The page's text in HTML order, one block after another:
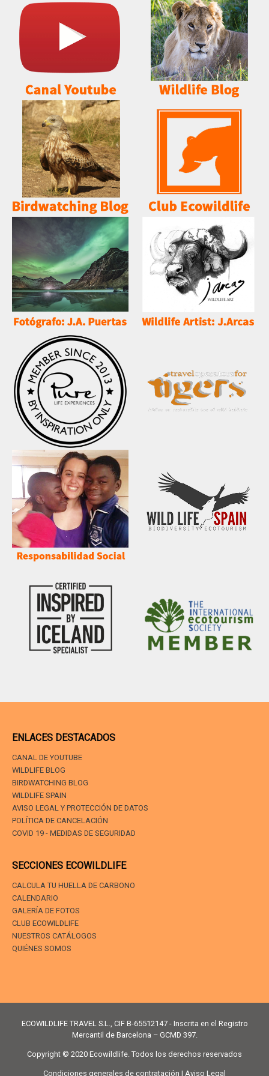
ENLACES DESTACADOS
CANAL DE YOUTUBE
WILDLIFE BLOG
BIRDWATCHING BLOG
WILDLIFE SPAIN
AVISO LEGAL Y PROTECCIÓN DE DATOS
POLÍTICA DE CANCELACIÓN
COVID 19 - MEDIDAS DE SEGURIDAD
SECCIONES ECOWILDLIFE
CALCULA TU HUELLA DE CARBONO
CALENDARIO
GALERÍA DE FOTOS
CLUB ECOWILDLIFE
NUESTROS CATÁLOGOS
QUIÉNES SOMOS
ECOWILDLIFE TRAVEL S.L., CIF B-65512147 - Inscrita en el Registro
Mercantil de Barcelona – GCMD 397.
Copyright © 2020 Ecowildlife. Todos los derechos reservados
Condiciones generales de contratación | Aviso Legal